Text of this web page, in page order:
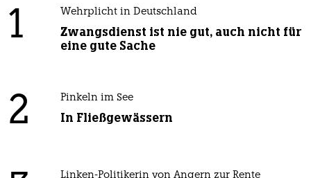
1 Wehrplicht in Deutschland
Zwangsdienst ist nie gut, auch nicht für
eine gute Sache
2 Pinkeln im See
In Fließgewässern
Linken-Politikerin von Angern zur Rente